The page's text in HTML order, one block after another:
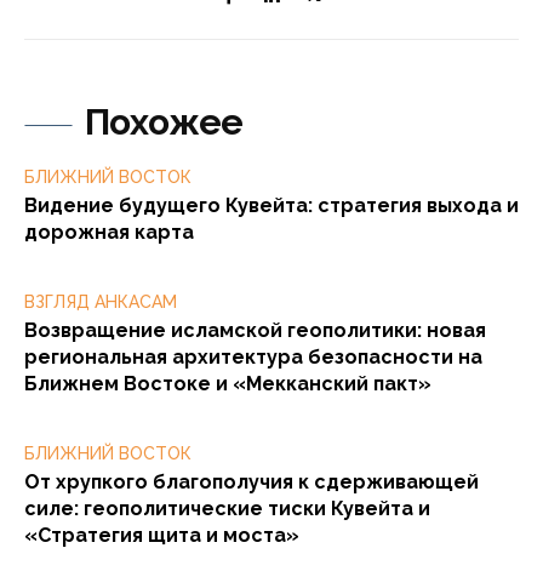
Похожее
БЛИЖНИЙ ВОСТОК
Видение будущего Кувейта: стратегия выхода и
дорожная карта
ВЗГЛЯД АНКАСАМ
Возвращение исламской геополитики: новая
региональная архитектура безопасности на
Ближнем Востоке и «Мекканский пакт»
БЛИЖНИЙ ВОСТОК
От хрупкого благополучия к сдерживающей
силе: геополитические тиски Кувейта и
«Стратегия щита и моста»